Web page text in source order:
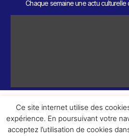
Chaque semaine une actu culturelle
© 2026 – 2 ème Round – Tous
Ce site internet utilise des
expérience. En poursuivant votre
acceptez l’utilisation de cookies